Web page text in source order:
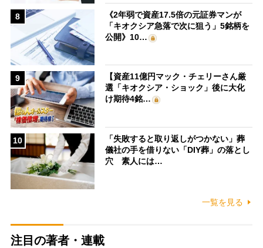
8
《2年弱で資産17.5倍の元証券マンが
「キオクシア急落で次に狙う」5銘柄を
公開》10…
9
【資産11億円マック・チェリーさん厳
選「キオクシア・ショック」後に大化
け期待4銘…
10
「失敗すると取り返しがつかない」葬
儀社の手を借りない「DIY葬」の落とし
穴 素人には…
一覧を見る
注目の著者・連載